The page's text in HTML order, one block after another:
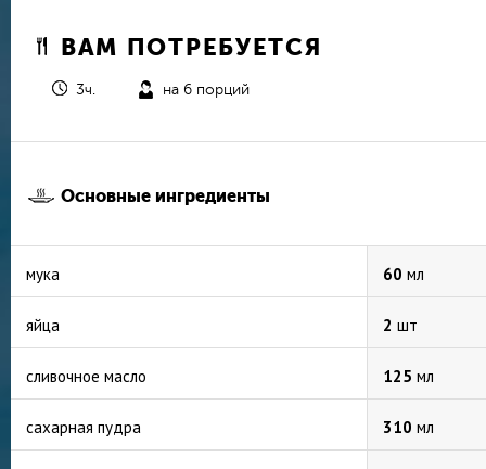
ВАМ ПОТРЕБУЕТСЯ
3ч. на 6 порций
Основные ингредиенты
мука 60 мл
яйца 2 шт
сливочное масло 125 мл
сахарная пудра 310 мл